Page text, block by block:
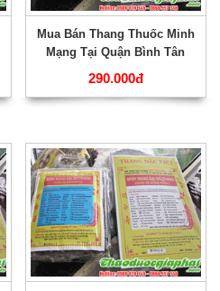
Mua Bán Thang Thuốc Minh
Mạng Tại Quận Bình Tân
290.000đ